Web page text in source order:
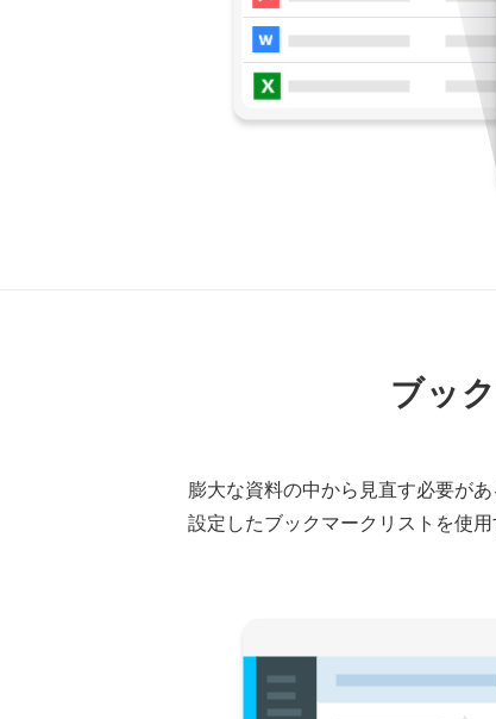
ブッ
膨大な資料の中から見直す必要が
設定したブックマークリストを使